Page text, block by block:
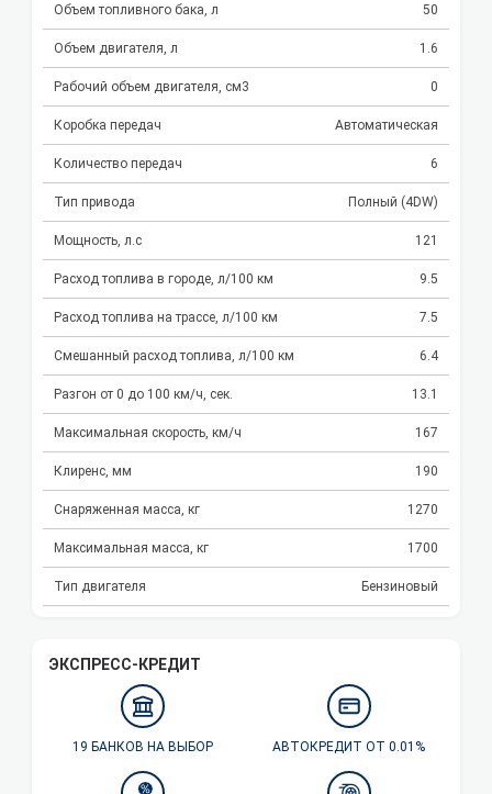
Объем топливного бака, л 50
Объем двигателя, л 1.6
Рабочий объем двигателя, см3 0
Коробка передач Автоматическая
Количество передач 6
Тип привода Полный (4DW)
Мощность, л.с 121
Расход топлива в городе, л/100 км 9.5
Расход топлива на трассе, л/100 км 7.5
Смешанный расход топлива, л/100 км 6.4
Разгон от 0 до 100 км/ч, сек. 13.1
Максимальная скорость, км/ч 167
Клиренс, мм 190
Снаряженная масса, кг 1270
Максимальная масса, кг 1700
Тип двигателя Бензиновый
ЭКСПРЕСС-КРЕДИТ
19 БАНКОВ НА ВЫБОР АВТОКРЕДИТ ОТ 0.01%